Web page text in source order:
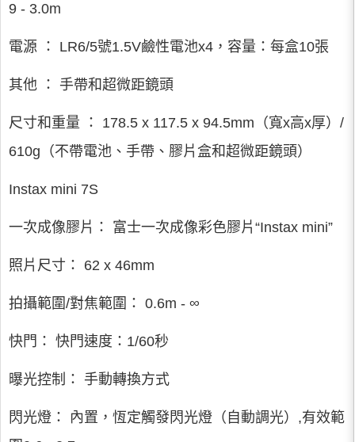
9 - 3.0m
電源 ： LR6/5號1.5V鹼性電池x4，容量：每盒10張
其他 ： 手帶和超微距鏡頭
尺寸和重量 ： 178.5 x 117.5 x 94.5mm（寬x高x厚）/
610g（不帶電池、手帶、膠片盒和超微距鏡頭）
Instax mini 7S
一次成像膠片： 富士一次成像彩色膠片“Instax mini”
照片尺寸： 62 x 46mm
拍攝範圍/對焦範圍： 0.6m - ∞
快門： 快門速度：1/60秒
曝光控制： 手動轉換方式
閃光燈： 內置，恆定觸發閃光燈（自動調光）,有效範